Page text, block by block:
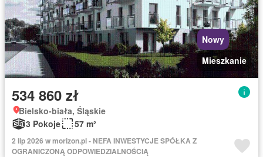
Nowy
Mieszkanie
534 860 zł
Bielsko-biała, Śląskie
3 Pokoje
57 m²
2 lip 2026 w morizon.pl - NEFA INWESTYCJE SPÓŁKA Z
OGRANICZONĄ ODPOWIEDZIALNOŚCIĄ